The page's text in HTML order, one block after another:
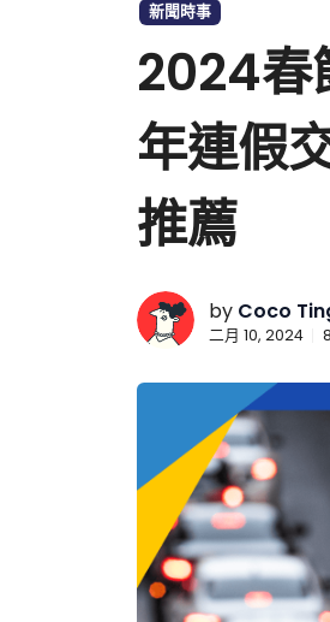
新聞時事
2024春
年連假
推薦
by Coco
二月 10, 2024 8